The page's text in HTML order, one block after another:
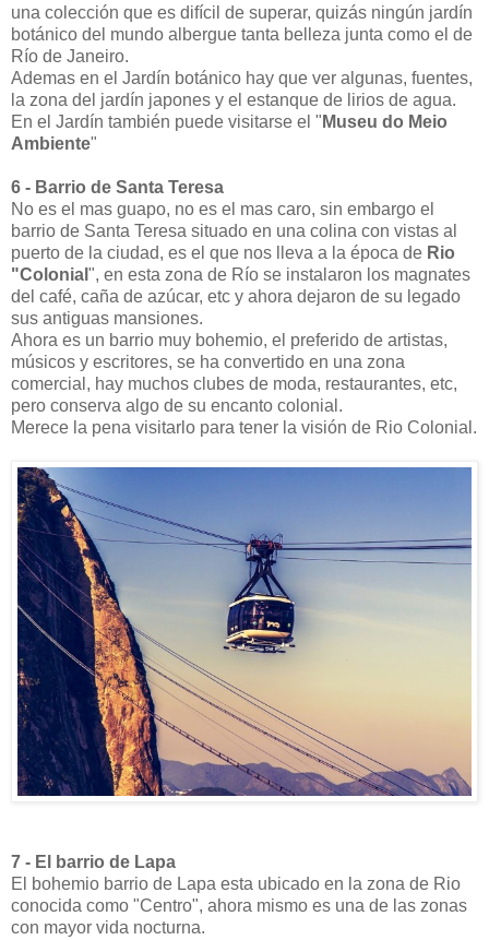
una colección que es difícil de superar, quizás ningún jardín
botánico del mundo albergue tanta belleza junta como el de
Río de Janeiro.
Ademas en el Jardín botánico hay que ver algunas, fuentes,
la zona del jardín japones y el estanque de lirios de agua.
En el Jardín también puede visitarse el " Museu do Meio
Ambiente"
6 - Barrio de Santa Teresa
No es el mas guapo, no es el mas caro, sin embargo el
barrio de Santa Teresa situado en una colina con vistas al
puerto de la ciudad, es el que nos lleva a la época de Rio
"Colonial ", en esta zona de Río se instalaron los magnates
del café, caña de azúcar, etc y ahora dejaron de su legado
sus antiguas mansiones.
Ahora es un barrio muy bohemio, el preferido de artistas,
músicos y escritores, se ha convertido en una zona
comercial, hay muchos clubes de moda, restaurantes, etc,
pero conserva algo de su encanto colonial.
Merece la pena visitarlo para tener la visión de Rio Colonial.
7 - El barrio de Lapa
El bohemio barrio de Lapa esta ubicado en la zona de Rio
conocida como "Centro", ahora mismo es una de las zonas
con mayor vida nocturna.